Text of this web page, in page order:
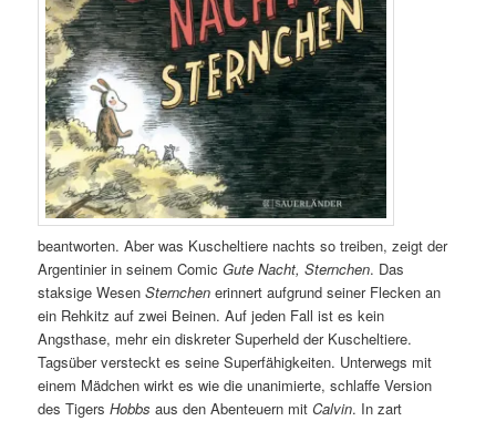
beantworten. Aber was Kuscheltiere nachts so treiben, zeigt der
Argentinier in seinem ComicGute Nacht, Sternchen. Das
staksige WesenSternchen erinnert aufgrund seiner Flecken an
ein Rehkitz auf zwei Beinen. Auf jeden Fall ist es kein
Angsthase, mehr ein diskreter Superheld der Kuscheltiere.
Tagsüber versteckt es seine Superfähigkeiten. Unterwegs mit
einem Mädchen wirkt es wie die unanimierte, schlaffe Version
des TigersHobbs aus den Abenteuern mitCalvin. In zart